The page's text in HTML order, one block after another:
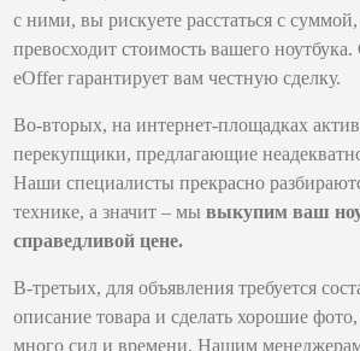
с ними, вы рискуете расстаться с
превосходит стоимость вашего
eOffer гарантирует вам честную сделку.
Во-вторых, на интернет-площадках
перекупщики, предлагающие
Наши специалисты прекрасно
технике, а значит – мывыкупим ваш
справедливой цене.
В-третьих, для объявления требуется
описание товара и сделать хорошие
много сил и времени. Нашим